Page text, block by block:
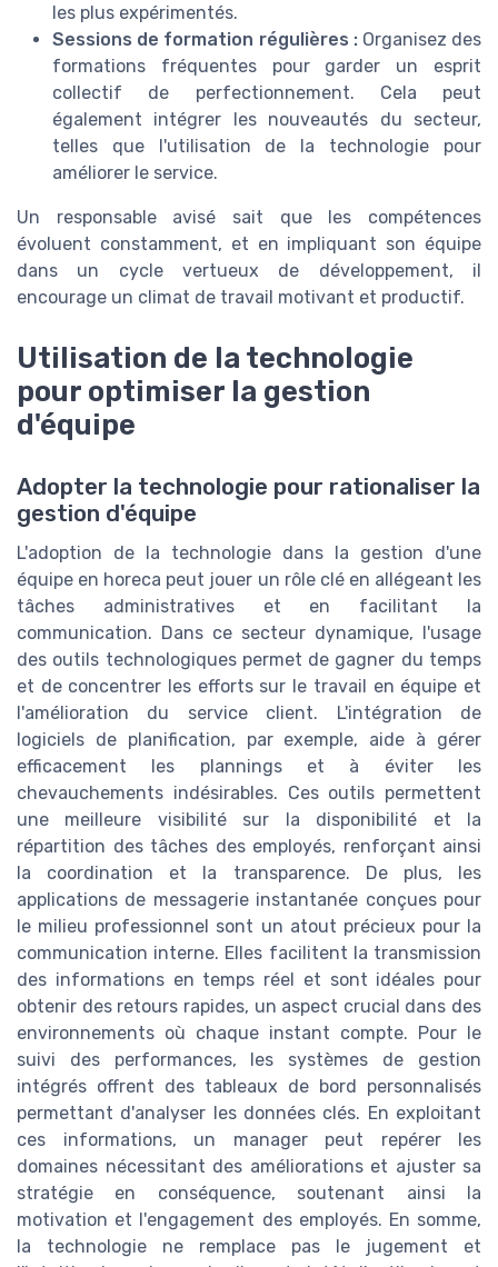
les plus expérimentés.
Sessions de formation régulières :Organisez des
formations fréquentes pour garder un esprit
collectif de perfectionnement. Cela peut
également intégrer les nouveautés du secteur,
telles que l'utilisation de la technologie pour
améliorer le service.
Un responsable avisé sait que les compétences
évoluent constamment, et en impliquant son équipe
dans un cycle vertueux de développement, il
encourage un climat de travail motivant et productif.
Utilisation de la technologie
pour optimiser la gestion
d'équipe
Adopter la technologie pour rationaliser la
gestion d'équipe
L'adoption de la technologie dans la gestion d'une
équipe en horeca peut jouer un rôle clé en allégeant les
tâches administratives et en facilitant la
communication. Dans ce secteur dynamique, l'usage
des outils technologiques permet de gagner du temps
et de concentrer les efforts sur le travail en équipe et
l'amélioration du service client. L'intégration de
logiciels de planification, par exemple, aide à gérer
efficacement les plannings et à éviter les
chevauchements indésirables. Ces outils permettent
une meilleure visibilité sur la disponibilité et la
répartition des tâches des employés, renforçant ainsi
la coordination et la transparence. De plus, les
applications de messagerie instantanée conçues pour
le milieu professionnel sont un atout précieux pour la
communication interne. Elles facilitent la transmission
des informations en temps réel et sont idéales pour
obtenir des retours rapides, un aspect crucial dans des
environnements où chaque instant compte. Pour le
suivi des performances, les systèmes de gestion
intégrés offrent des tableaux de bord personnalisés
permettant d'analyser les données clés. En exploitant
ces informations, un manager peut repérer les
domaines nécessitant des améliorations et ajuster sa
stratégie en conséquence, soutenant ainsi la
motivation et l'engagement des employés. En somme,
la technologie ne remplace pas le jugement et